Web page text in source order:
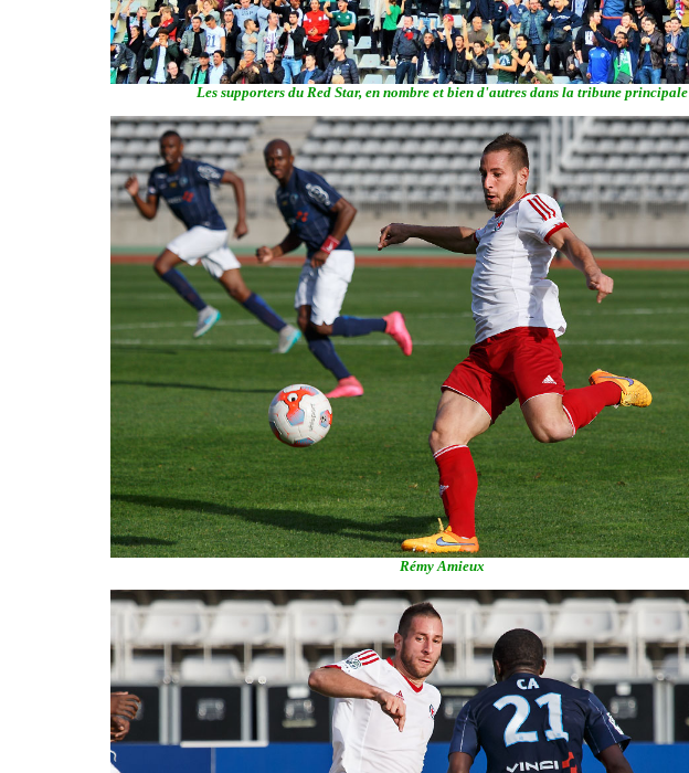
Les supporters du Red Star, en nombre et bien d'autres dans la tribune principale
Rémy Amieux